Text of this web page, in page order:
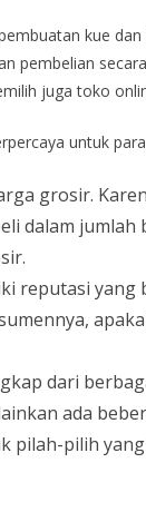
kue
pembelian
juga toko
untuk
grosir.
dalam jumlah
reputasi yang
dari
ada
pilah-pilih